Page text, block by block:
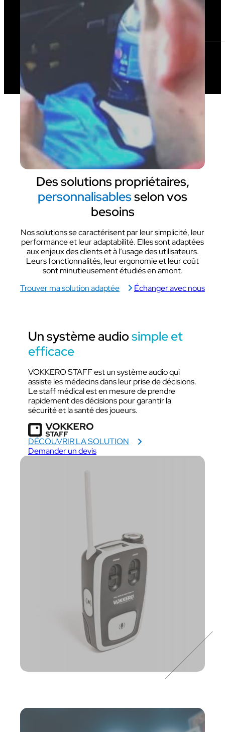
Des solutions propriétaires,
personnalisablesselon vos
besoins
Nos solutions se caractérisent par leur simplicité, leur
performance et leur adaptabilité. Elles sont adaptées
aux enjeux des clients et à l’usage des utilisateurs.
Leurs fonctionnalités, leur ergonomie et leur coût
sont minutieusement étudiés en amont.
Trouver ma solution adaptée
Échanger avec nous
Un système audiosimple et
efficace
VOKKERO STAFF est un système audio qui
assiste les médecins dans leur prise de décisions.
Le staff médical est en mesure de prendre
rapidement des décisions pour garantir la
sécurité et la santé des joueurs.
DÉCOUVRIR LA SOLUTION
Demander un devis